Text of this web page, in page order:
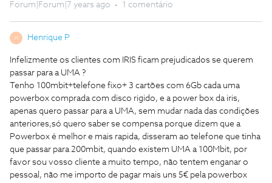
Forum|Forum|7 years ago 1 comentário
Henrique P
Infelizmente os clientes com IRIS ficam prejudicados se querem
passar para a UMA ?
Tenho 100mbit+telefone fixo+ 3 cartões com 6Gb cada uma
powerbox comprada com disco rigido, e a power box da iris,
apenas quero passar para a UMA, sem mudar nada das condições
anteriores,só quero saber se compensa porque dizem que a
Powerbox é melhor e mais rapida, disseram ao telefone que tinha
que passar para 200mbit, quando existem UMA a 100Mbit, por
favor sou vosso cliente a muito tempo, não tentem enganar o
pessoal, não me importo de pagar mais uns 5€ pela powerbox